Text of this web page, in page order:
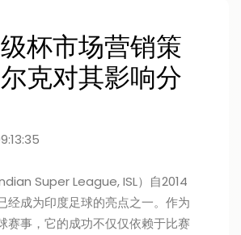
杯市场营销策
克对其影响分
Super League, ISL）自2014
经成为印度足球的亮点之一。作为
赛事，它的成功不仅仅依赖于比赛